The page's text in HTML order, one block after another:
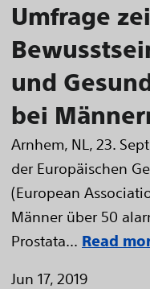
Umfrage
und
bei
Arnhem, NL, 23.
der Europäischen
(European
Männer über 50
Prostata... Read
Jun 17, 2019